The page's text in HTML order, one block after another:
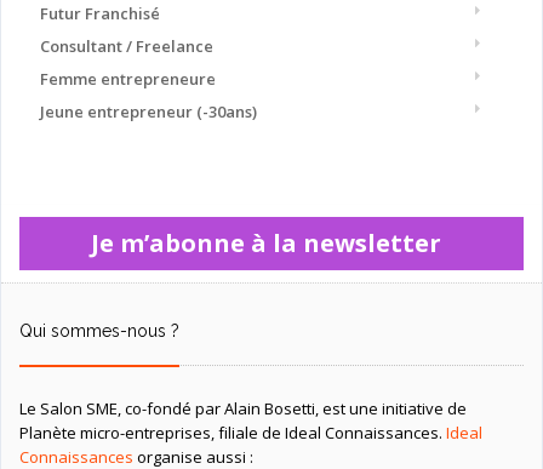
Futur Franchisé
Consultant / Freelance
Femme entrepreneure
Jeune entrepreneur (-30ans)
Je m’abonne à la newsletter
Qui sommes-nous ?
Le Salon SME, co-fondé par Alain Bosetti, est une initiative de
Planète micro-entreprises, filiale de Ideal Connaissances. Ideal
Connaissances organise aussi :